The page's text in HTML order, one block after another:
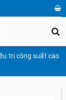
trị công suất cao